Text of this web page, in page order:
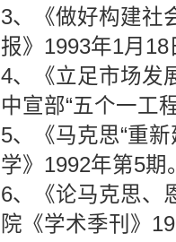
3、《做好构建社
报》1993年1月18
4、《立足市场发
中宣部“五个一工
5、《马克思“重
学》1992年第5期
6、《论马克思、
院《学术季刊》